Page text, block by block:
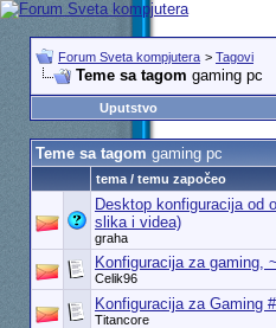
Forum Sveta kompjutera > Tagovi
Teme sa tagom gaming pc
Uputstvo
Teme sa tagom gaming pc
tema / temu započeo
Desktop konfiguracija od
slika i videa)
graha
Konfiguracija za gaming,
Celik96
Konfiguracija za Gaming
Titancore